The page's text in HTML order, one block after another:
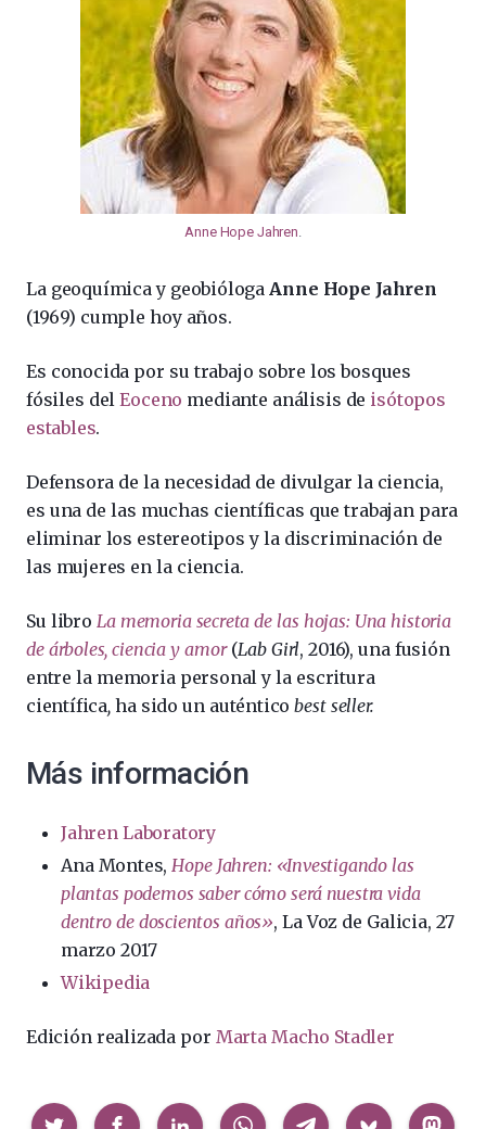
Anne Hope Jahren.
La geoquímica y geobiólogaAnne Hope Jahren
(1969) cumple hoy años.
Es conocida por su trabajo sobre los bosques
fósiles delEoceno mediante análisis de isótopos
estables.
Defensora de la necesidad de divulgar la ciencia,
es una de las muchas científicas que trabajan para
eliminar los estereotipos y la discriminación de
las mujeres en la ciencia.
Su libro La memoria secreta de las hojas: Una historia
de árboles, ciencia y amor(Lab Girl, 2016), una fusión
entre la memoria personal y la escritura
científica, ha sido un auténtico best seller.
Más información
Jahren Laboratory
Ana Montes,Hope Jahren: «Investigando las
plantas podemos saber cómo será nuestra vida
dentro de doscientos años», La Voz de Galicia, 27
marzo 2017
Wikipedia
Edición realizada por Marta Macho Stadler
Compartir